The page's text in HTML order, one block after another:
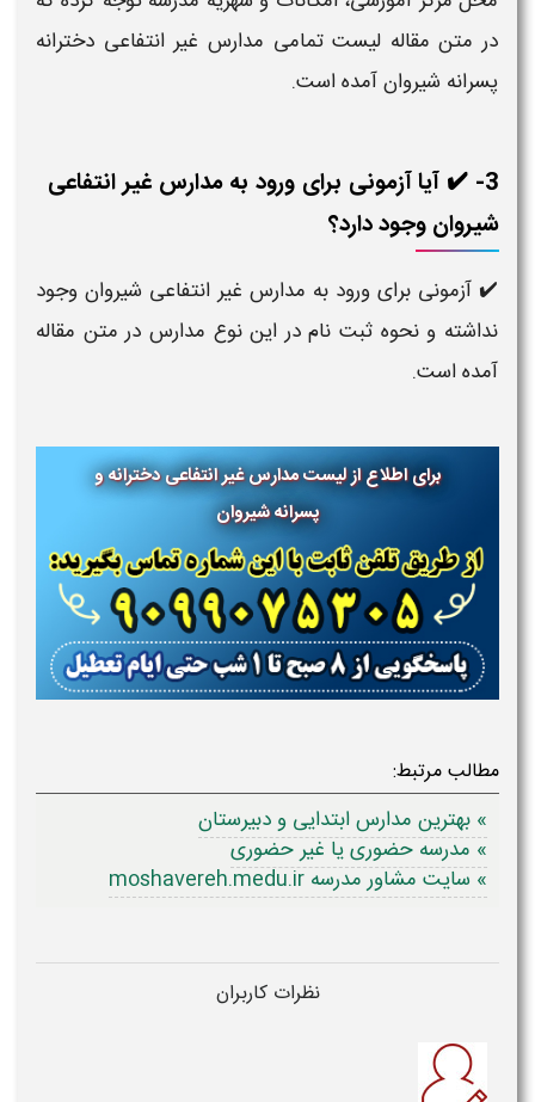
در متن مقاله لیست تمامی مدارس غیر انتفاعی دخترانه
پسرانه شیروان آمده است.
3- ✔️ آیا آزمونی برای ورود به مدارس غیر انتفاعی
شیروان وجود دارد؟
✔️ آزمونی برای ورود به مدارس غیر انتفاعی شیروان وجود
نداشته و نحوه ثبت نام در این نوع مدارس در متن مقاله
آمده است.
برای اطلاع از لیست مدارس غیر انتفاعی دخترانه و
پسرانه شیروان
مطالب مرتبط:
» بهترین مدارس ابتدایی و دبیرستان
» مدرسه حضوری یا غیر حضوری
» سایت مشاور مدرسه moshavereh.medu.ir
نظرات کاربران